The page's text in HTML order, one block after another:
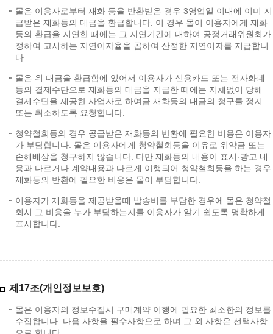
몰은 이용자로부터 재화 등을 반환받은 경우 3영업일 이내에 이미 지
급받은 재화등의 대금을 환급합니다. 이 경우 몰이 이용자에게 재화
등의 환급을 지연한 때에는 그 지연기간에 대하여 공정거래위원회가
정하여 고시하는 지연이자율을 곱하여 산정한 지연이자를 지급합니
다.
몰은 위 대금을 환급함에 있어서 이용자가 신용카드 또는 전자화폐
등의 결제수단으로 재화등의 대금을 지급한 때에는 지체없이 당해
결제수단을 제공한 사업자로 하여금 재화등의 대금의 청구를 정지
또는 취소하도록 요청합니다.
청약철회등의 경우 공급받은 재화등의 반환에 필요한 비용은 이용자
가 부담합니다. 몰은 이용자에게 청약철회등을 이유로 위약금 또는
손해배상을 청구하지 않습니다. 다만 재화등의 내용이 표시·광고 내
용과 다르거나 계약내용과 다르게 이행되어 청약철회등을 하는 경우
재화등의 반환에 필요한 비용은 몰이 부담합니다.
이용자가 재화등을 제공받을때 발송비를 부담한 경우에 몰은 청약철
회시 그 비용을 누가 부담하는지를 이용자가 알기 쉽도록 명확하게
표시합니다.
제17조(개인정보보호)
몰은 이용자의 정보수집시 구매계약 이행에 필요한 최소한의 정보를
수집합니다. 다음 사항을 필수사항으로 하며 그 외 사항은 선택사항